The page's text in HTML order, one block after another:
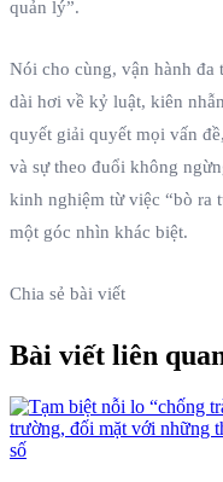
quản lý”.
Nói cho cùng, vận hành đa
dài hơi về kỷ luật, kiên
quyết giải quyết mọi vấn
và sự theo đuổi không
kinh nghiệm từ việc “bò ra
một góc nhìn khác biệt.
Chia sẻ bài viết
Bài viết liên